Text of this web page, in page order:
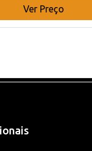
Ver Preço